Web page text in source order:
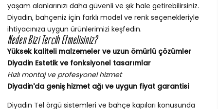
yaşam alanlarınızı daha güvenli ve şık hale getirebilirsiniz.
Diyadin, bahçeniz için farklı model ve renk seçenekleriyle
ihtiyacınıza uygun ürünlerimizi keşfedin.
Neden Bizi Tercih Etmelisiniz?
Yüksek kaliteli malzemeler ve uzun ömürlü çözümler
Diyadin Estetik ve fonksiyonel tasarımlar
Hızlı montaj ve profesyonel hizmet
Diyadin'da geniş hizmet ağı ve uygun fiyat garantisi
Diyadin Tel örgü sistemleri ve bahçe kapıları konusunda